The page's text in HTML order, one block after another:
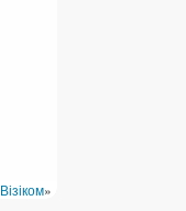
Візіком»